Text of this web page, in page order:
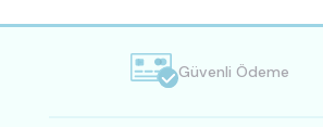
Güvenli Ödeme